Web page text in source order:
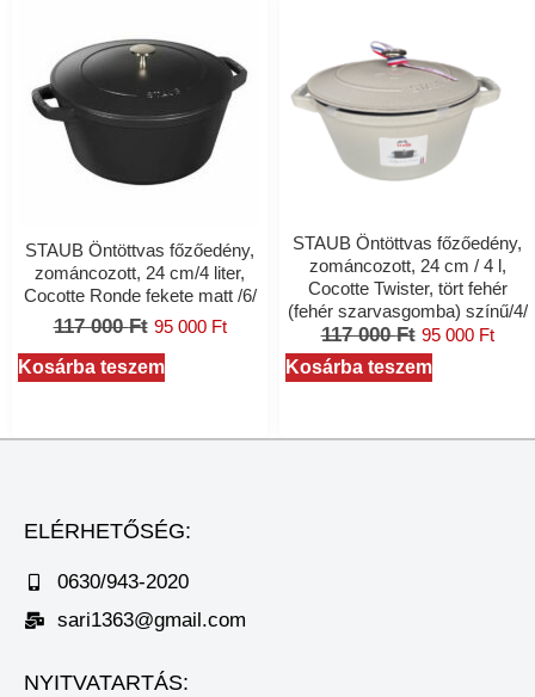
STAUB Öntöttvas főzőedény,
zománcozott, 24 cm/4 liter,
Cocotte Ronde fekete matt /6/
117 000Ft 95 000 Ft
Kosárba teszem
STAUB Öntöttvas főzőedény,
zománcozott, 24 cm / 4 l,
Cocotte Twister, tört fehér
(fehér szarvasgomba) színű/4/
117 000Ft 95 000 Ft
Kosárba teszem
ELÉRHETŐSÉG:
0630/943-2020
sari1363@gmail.com
NYITVATARTÁS: